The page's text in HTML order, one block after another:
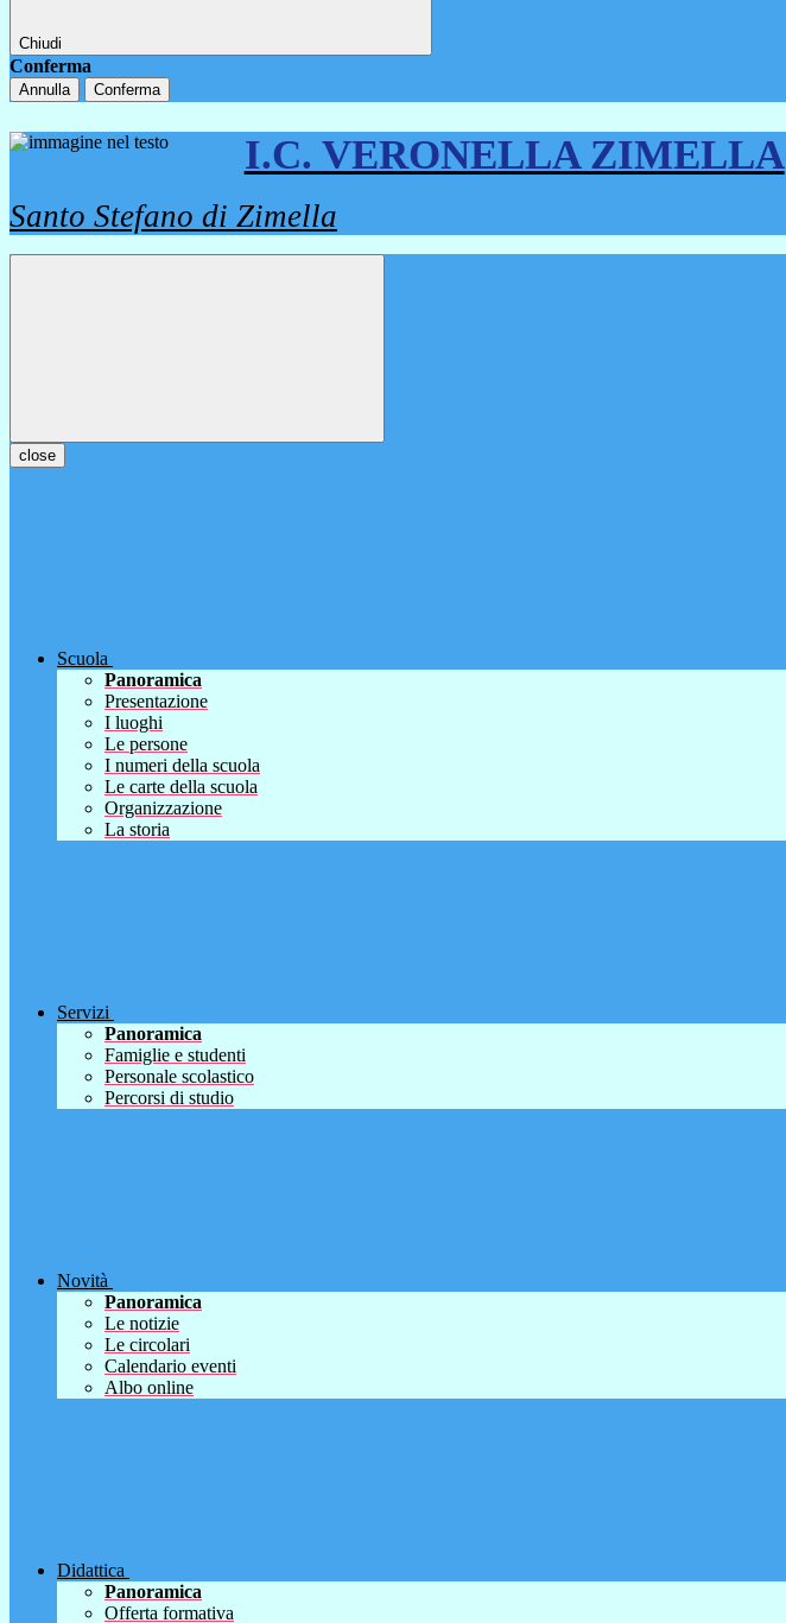
Chiudi
Conferma
Annulla Conferma
I.C. VERONELLA ZIMELLA
Santo Stefano di Zimella
close
Scuola
Panoramica
Presentazione
I luoghi
Le persone
I numeri della scuola
Le carte della scuola
Organizzazione
La storia
Servizi
Panoramica
Famiglie e studenti
Personale scolastico
Percorsi di studio
Novità
Panoramica
Le notizie
Le circolari
Calendario eventi
Albo online
Didattica
Panoramica
Offerta formativa